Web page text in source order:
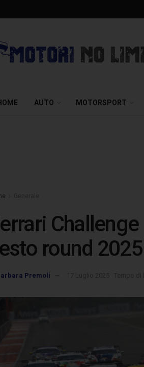
AUTO MOTORSPORT
round 2025
Premoli